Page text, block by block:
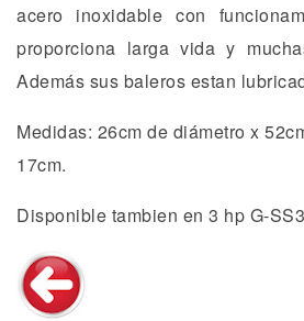
acero inoxidable con
proporciona larga vida y
Además sus baleros estan
Medidas: 26cm de diámetro x
17cm.
Disponible tambien en 3 hp G-SS3